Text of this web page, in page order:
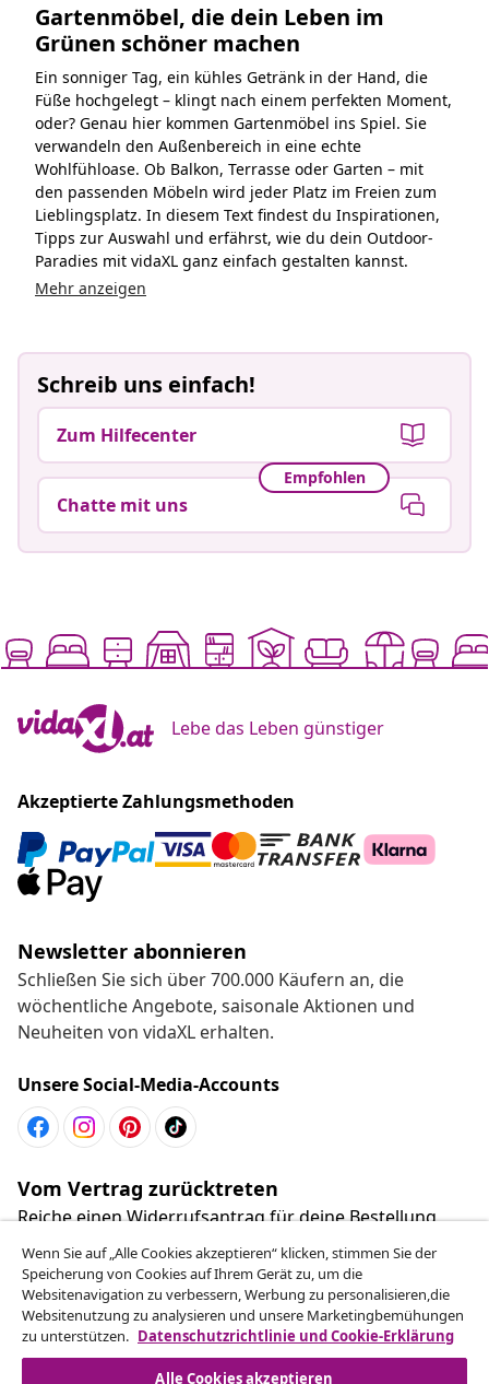
Gartenmöbel, die dein Leben im
Grünen schöner machen
Ein sonniger Tag, ein kühles Getränk in der Hand, die
Füße hochgelegt – klingt nach einem perfekten Moment,
oder? Genau hier kommen Gartenmöbel ins Spiel. Sie
verwandeln den Außenbereich in eine echte
Wohlfühloase. Ob Balkon, Terrasse oder Garten – mit
den passenden Möbeln wird jeder Platz im Freien zum
Lieblingsplatz. In diesem Text findest du Inspirationen,
Tipps zur Auswahl und erfährst, wie du dein Outdoor-
Paradies mit vidaXL ganz einfach gestalten kannst.
Mehr anzeigen
Schreib uns einfach!
Zum Hilfecenter
Empfohlen
Chatte mit uns
Lebe das Leben günstiger
Akzeptierte Zahlungsmethoden
Newsletter abonnieren
Schließen Sie sich über 700.000 Käufern an, die
wöchentliche Angebote, saisonale Aktionen und
Neuheiten von vidaXL erhalten.
Unsere Social-Media-Accounts
Vom Vertrag zurücktreten
Reiche einen Widerrufsantrag für deine Bestellung
ein.
Vom Vertrag zurücktreten
Wenn Sie auf „Alle Cookies akzeptieren“ klicken, stimmen Sie der
Speicherung von Cookies auf Ihrem Gerät zu, um die
Websitenavigation zu verbessern, Werbung zu personalisieren,die
Websitenutzung zu analysieren und unsere Marketingbemühungen
zu unterstützen. Datenschutzrichtlinie und Cookie-Erklärung
Alle Cookies akzeptieren